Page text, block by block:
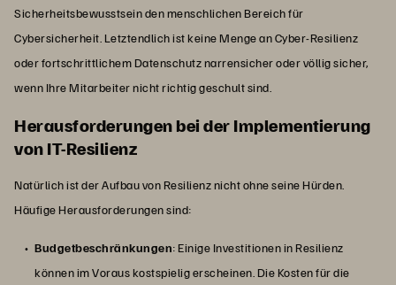
Sicherheitsbewusstsein den menschlichen Bereich für
Cybersicherheit. Letztendlich ist keine Menge an Cyber-Resilienz
oder fortschrittlichem Datenschutz narrensicher oder völlig sicher,
wenn Ihre Mitarbeiter nicht richtig geschult sind.
Herausforderungen bei der Implementierung
von IT-Resilienz
Natürlich ist der Aufbau von Resilienz nicht ohne seine Hürden.
Häufige Herausforderungen sind:
Budgetbeschränkungen: Einige Investitionen in Resilienz
können im Voraus kostspielig erscheinen. Die Kosten für die